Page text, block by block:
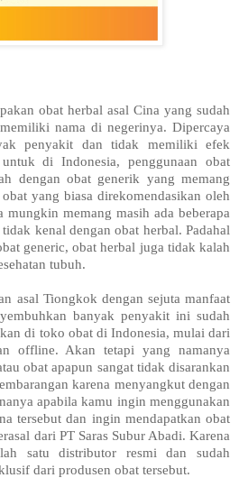
obat herbal asal Cina yang sudah
nama di negerinya. Dipercaya
penyakit dan tidak memiliki efek
di Indonesia, penggunaan obat
dengan obat generik yang memang
yang biasa direkomendasikan oleh
memang masih ada beberapa
kenal dengan obat herbal. Padahal
generic, obat herbal juga tidak kalah
tubuh.
asal Tiongkok dengan sejuta manfaat
banyak penyakit ini sudah
di toko obat di Indonesia, mulai dari
offline. Akan tetapi yang namanya
obat apapun sangat tidak disarankan
karena menyangkut dengan
apabila kamu ingin menggunakan
tersebut dan ingin mendapatkan obat
dari PT Saras Subur Abadi. Karena
satu distributor resmi dan sudah
dari produsen obat tersebut.